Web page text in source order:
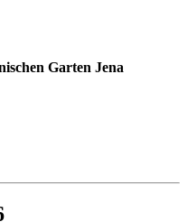
Garten Jena